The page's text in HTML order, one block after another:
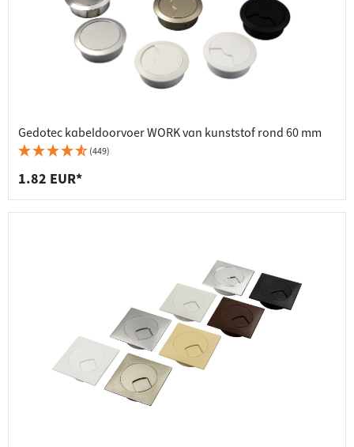
Gedotec kabeldoorvoer WORK van kunststof rond 60 mm
(449)
1.82 EUR*